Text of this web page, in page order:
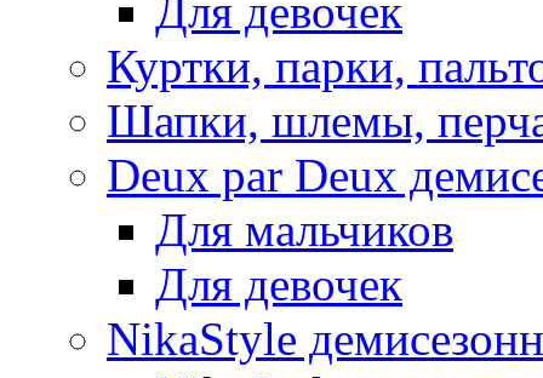
Для девочек
Куртки, парки,
Шапки, шлемы,
Deux par Deux
Для мальчиков
Для девочек
NikaStyle